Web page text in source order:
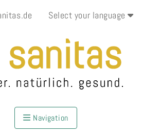
Select your language
Navigation